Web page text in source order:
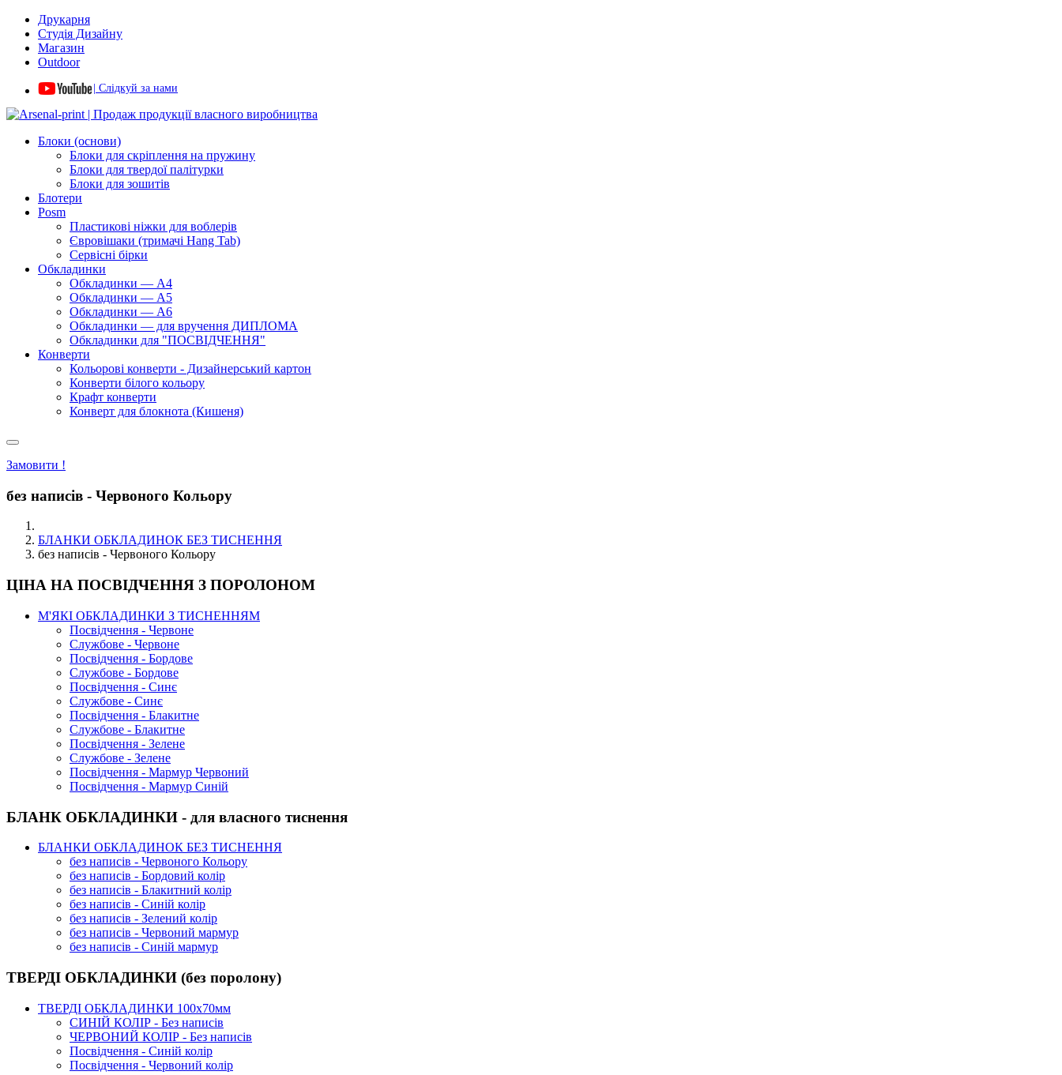
Друкарня
Студія Дизайну
Магазин
Outdoor
| Слідкуй за нами
Блоки (основи)
Блоки для скріплення на пружину
Блоки для твердої палітурки
Блоки для зошитів
Блотери
Posm
Пластикові ніжки для воблерів
Євровішаки (тримачі Hang Tab)
Сервісні бірки
Обкладинки
Обкладинки — А4
Обкладинки — А5
Обкладинки — А6
Обкладинки — для вручення ДИПЛОМА
Обкладинки для "ПОСВІДЧЕННЯ"
Конверти
Кольорові конверти - Дизайнерський картон
Конверти білого кольору
Крафт конверти
Конверт для блокнота (Кишеня)
Замовити !
без написів - Червоного Кольору
БЛАНКИ ОБКЛАДИНОК БЕЗ ТИСНЕННЯ
без написів - Червоного Кольору
ЦІНА НА ПОСВІДЧЕННЯ З ПОРОЛОНОМ
М'ЯКІ ОБКЛАДИНКИ З ТИСНЕННЯМ
Посвідчення - Червоне
Службове - Червоне
Посвідчення - Бордове
Службове - Бордове
Посвідчення - Синє
Службове - Синє
Посвідчення - Блакитне
Службове - Блакитне
Посвідчення - Зелене
Службове - Зелене
Посвідчення - Мармур Червоний
Посвідчення - Мармур Синій
БЛАНК ОБКЛАДИНКИ - для власного тиснення
БЛАНКИ ОБКЛАДИНОК БЕЗ ТИСНЕННЯ
без написів - Червоного Кольору
без написів - Бордовий колір
без написів - Блакитний колір
без написів - Синій колір
без написів - Зелений колір
без написів - Червоний мармур
без написів - Синій мармур
ТВЕРДІ ОБКЛАДИНКИ (без поролону)
ТВЕРДІ ОБКЛАДИНКИ 100х70мм
СИНІЙ КОЛІР - Без написів
ЧЕРВОНИЙ КОЛІР - Без написів
Посвідчення - Синій колір
Посвідчення - Червоний колір